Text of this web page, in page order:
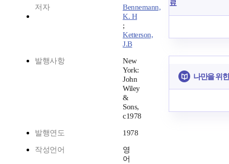
저자
Bennemann,
K. H
;
Ketterson,
J.B
발행사항
New
York:
John
Wiley
&
Sons,
c1978
발행연도 1978
작성언어
영
어
료
나만을 위